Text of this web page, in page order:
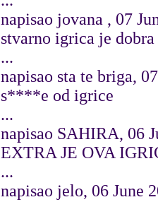
napisao jovana , 07
stvarno igrica je
...
napisao sta te briga,
s****e od igrice
...
napisao SAHIRA, 06
EXTRA JE OVA
...
napisao jelo, 06 June